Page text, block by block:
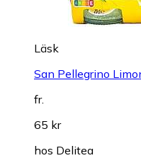
Läsk
San Pellegrino
fr.
65 kr
hos Delitea